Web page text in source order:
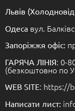
Львів
Одеса вул.
Запоріжжя офіс:
ГАРЯЧА ЛІНІЯ: 0-
(безкоштовно по
WEB SITE: https://
Написати лист: